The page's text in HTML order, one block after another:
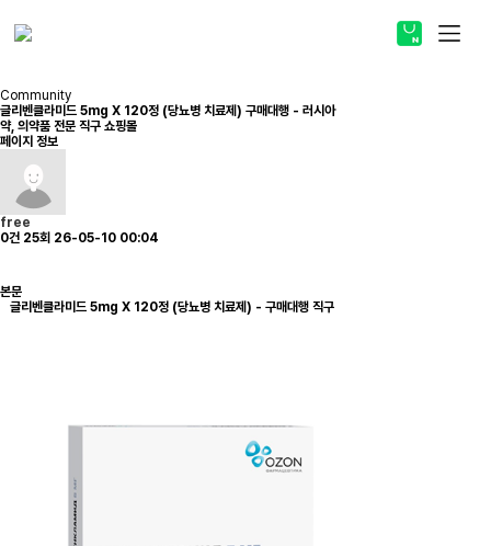
ABOUT
PRODUCT
Community
글리벤클라미드 5mg X 120정 (당뇨병 치료제) 구매대행 - 러시아
약, 의약품 전문 직구 쇼핑몰
페이지 정보
free
0건 25회 26-05-10 00:04
본문
글리벤클라미드 5mg X 120정 (당뇨병 치료제) - 구매대행 직구